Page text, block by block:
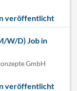
veröffentlicht
W/D) Job in
GmbH
veröffentlicht